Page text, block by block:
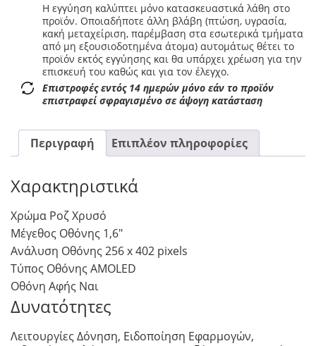
Η εγγύηση καλύπτει μόνο κατασκευαστικά λάθη στο
προϊόν. Οποιαδήποτε άλλη βλάβη (πτώση, υγρασία,
κακή μεταχείριση, παρέμβαση στα εσωτερικά τμήματα
από μη εξουσιοδοτημένα άτομα) αυτομάτως θέτει το
προϊόν εκτός εγγύησης και θα υπάρχει χρέωση για την
επισκευή του καθώς και για τον έλεγχο.
Επιστροφές εντός 14 ημερών μόνο εάν το προϊόν
επιστραφεί σφραγισμένο σε άψογη κατάσταση
Περιγραφή Επιπλέον πληροφορίες
Χαρακτηριστικά
Χρώμα Ροζ Χρυσό
Μέγεθος Οθόνης 1,6″
Ανάλυση Οθόνης 256 x 402 pixels
Τύπος Οθόνης AMOLED
Οθόνη Αφής Ναι
Δυνατότητες
Λειτουργίες Δόνηση, Ειδοποίηση Εφαρμογών,